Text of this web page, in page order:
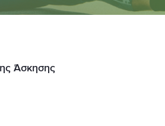
Άσκησης